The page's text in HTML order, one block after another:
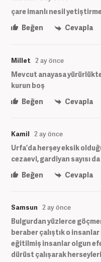
çare imanlı nesil
Beğen
Cevapla
Millet 2 ay önce
Mevcut anayasa
kurun boş
Beğen
Cevapla
Kamil 2 ay önce
Urfa’da herşey eksik
cezaevi, gardiyan sayısı
Beğen
Cevapla
Samsun 2 ay önce
Bulgurdan yüzlerce
beraber çalıştık o
eğitilmiş insanlar olgun
dürüst çalışarak